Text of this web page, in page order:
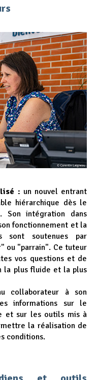
: un nouvel entrant
hiérarchique dès le
Son intégration dans
fonctionnement et la
sont soutenues par
ou "parrain". Ce tuteur
vos questions et de
la plus fluide et la plus
collaborateur à son
informations sur le
et sur les outils mis à
la réalisation de
conditions.